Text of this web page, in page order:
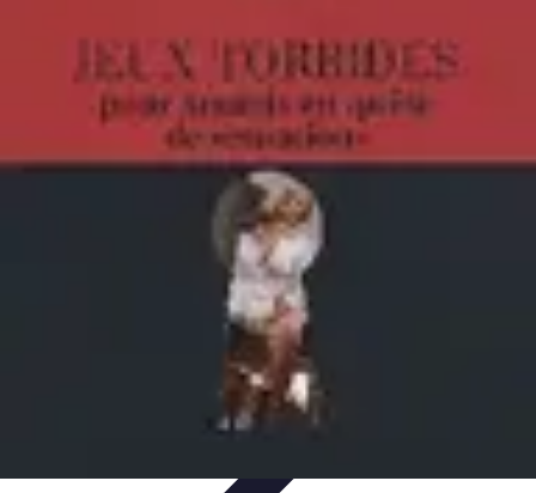
Activités Nautiques
Expériences Nautiques Conseils
Équipement Kayak
Sensations Nautiques